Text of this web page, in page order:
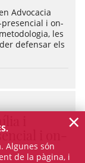
Advocacia
presencial i on-
les
defensar els
i
i on-
Algunes són
de la pàgina, i
×